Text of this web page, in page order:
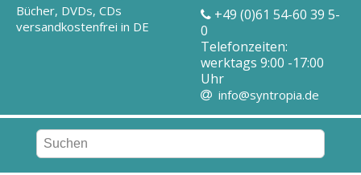
Bücher, DVDs, CDs
versandkostenfrei in DE
+49 (0)61 54-60 39 5-
0
Telefonzeiten:
werktags 9:00 -17:00
Uhr
info@syntropia.de